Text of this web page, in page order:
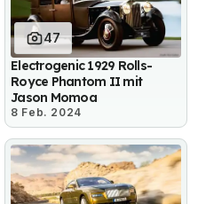
47
Electrogenic 1929 Rolls-
Royce Phantom II mit
Jason Momoa
8 Feb. 2024